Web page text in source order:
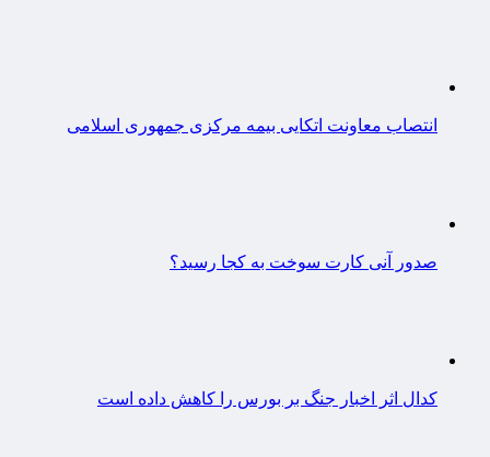
انتصاب معاونت اتکایی بیمه مرکزی جمهوری اسلامی
صدور آنی کارت سوخت به کجا رسید؟
کدال اثر اخبار جنگ بر بورس را کاهش داده است